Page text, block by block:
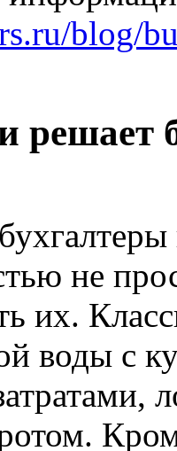
blog/
решает
не
их.
воды с